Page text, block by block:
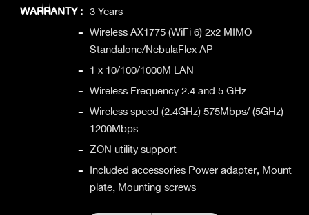
WARRANTY : 3 Years
- Wireless AX1775 (WiFi 6) 2x2 MIMO
Standalone/NebulaFlex AP
- 1 x 10/100/1000M LAN
- Wireless Frequency 2.4 and 5 GHz
- Wireless speed (2.4GHz) 575Mbps/ (5GHz)
1200Mbps
- ZON utility support
- Included accessories Power adapter, Mount
plate, Mounting screws